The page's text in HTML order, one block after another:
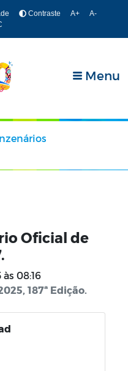
Contraste A+
A-
Menu
Oficial de
08:16
187ª Edição.